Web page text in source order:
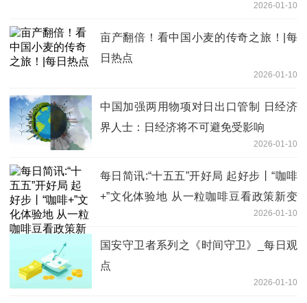
2026-01-10
亩产翻倍！看中国小麦的传奇之旅！|每
日热点
2026-01-10
中国加强两用物项对日出口管制 日经济
界人士：日经济将不可避免受影响
2026-01-10
每日简讯:“十五五”开好局 起好步丨“咖啡
+”文化体验地 从一粒咖啡豆看政策新变
2026-01-10
国安守卫者系列之《时间守卫》_每日观
点
2026-01-10